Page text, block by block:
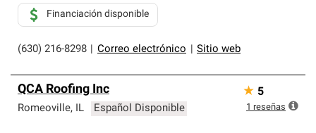
(630) 216-8298 Correo electrónico Sitio web
Financiación disponible
QCA Roofing Inc
Romeoville, IL Español Disponible
★ 5
1 reseñas